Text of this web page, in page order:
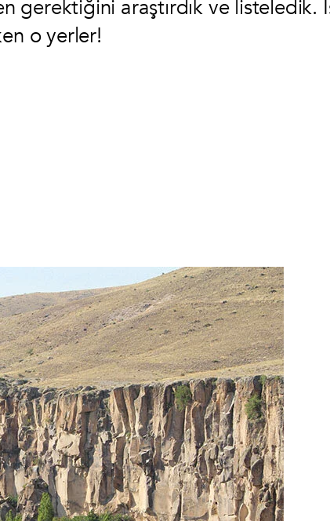
gerektiğini araştırdık ve listeledik.
o yerler!